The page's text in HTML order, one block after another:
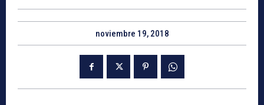
noviembre 19, 2018